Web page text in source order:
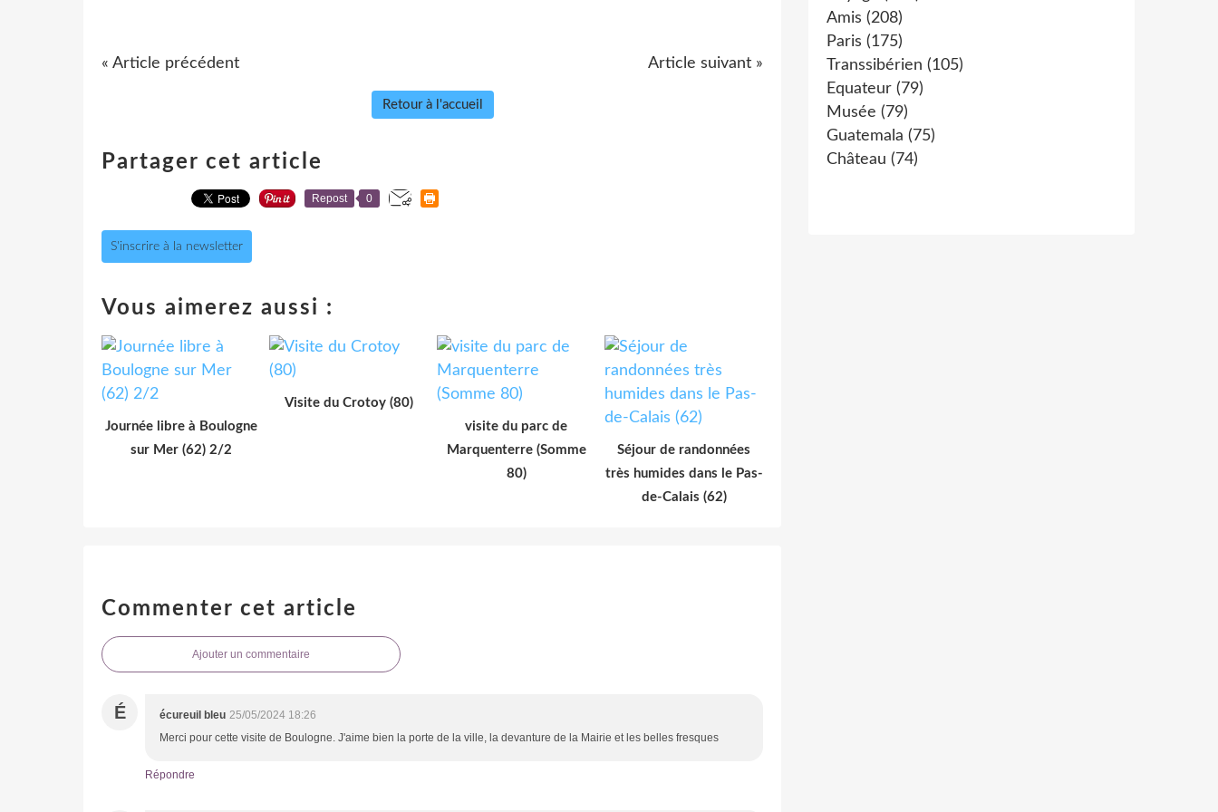
« Article précédent Article suivant »
Retour à l'accueil
Partager cet article
Repost 0
S'inscrire à la newsletter
Vous aimerez aussi :
Journée libre à Boulogne
sur Mer (62) 2/2
Visite du Crotoy (80)
visite du parc de
Marquenterre (Somme
80)
Séjour de randonnées
très humides dans le Pas-
de-Calais (62)
Commenter cet article
Ajouter un commentaire
É écureuil bleu 25/05/2024 18:26
Merci pour cette visite de Boulogne. J'aime bien la porte de la ville, la devanture de la Mairie et les belles fresques
Répondre
Amis (208)
Paris (175)
Transsibérien (105)
Equateur (79)
Musée (79)
Guatemala (75)
Château (74)